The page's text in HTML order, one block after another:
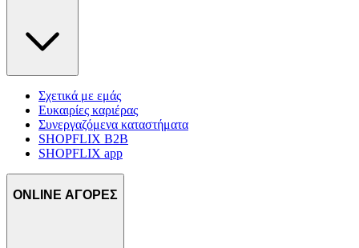
Σχετικά με εμάς
Ευκαιρίες καριέρας
Συνεργαζόμενα καταστήματα
SHOPFLIX B2B
SHOPFLIX app
ONLINE ΑΓΟΡΕΣ